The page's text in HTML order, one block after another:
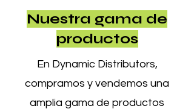
Nuestra gama de
productos
En Dynamic Distributors,
compramos y vendemos una
amplia gama de productos